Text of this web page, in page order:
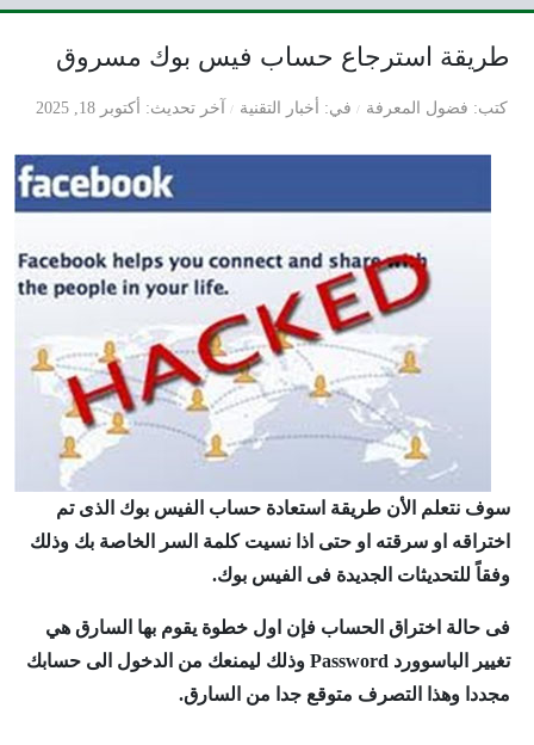
طريقة استرجاع حساب فيس بوك مسروق
كتب فضول المعرفة في أخبار التقنية آخر تحديث أكتوبر 18, 2025
سوف نتعلم الأن طريقة استعادة حساب الفيس بوك الذى تم
اختراقه او سرقته او حتى اذا نسيت كلمة السر الخاصة بك وذلك
وفقاً للتحديثات الجديدة فى الفيس بوك.
فى حالة اختراق الحساب فإن اول خطوة يقوم بها السارق هي
تغيير الباسوورد Password وذلك ليمنعك من الدخول الى حسابك
مجددا وهذا التصرف متوقع جدا من السارق.